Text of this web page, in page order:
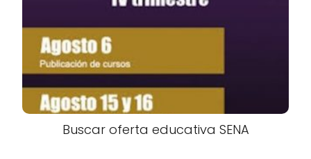
Buscar oferta educativa SENA